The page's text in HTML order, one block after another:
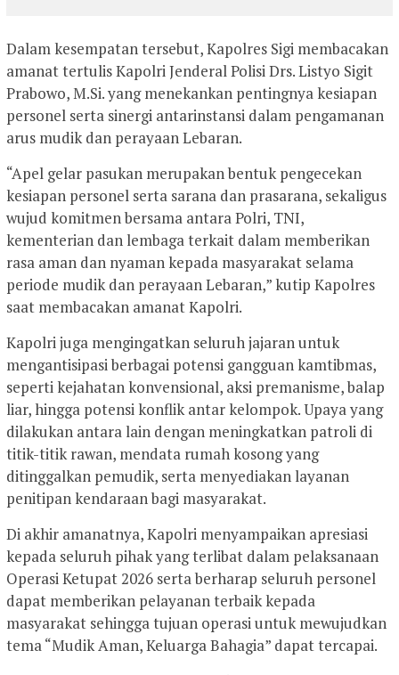
Dalam kesempatan tersebut, Kapolres Sigi membacakan
amanat tertulis Kapolri Jenderal Polisi Drs. Listyo Sigit
Prabowo, M.Si. yang menekankan pentingnya kesiapan
personel serta sinergi antarinstansi dalam pengamanan
arus mudik dan perayaan Lebaran.
“Apel gelar pasukan merupakan bentuk pengecekan
kesiapan personel serta sarana dan prasarana, sekaligus
wujud komitmen bersama antara Polri, TNI,
kementerian dan lembaga terkait dalam memberikan
rasa aman dan nyaman kepada masyarakat selama
periode mudik dan perayaan Lebaran,” kutip Kapolres
saat membacakan amanat Kapolri.
Kapolri juga mengingatkan seluruh jajaran untuk
mengantisipasi berbagai potensi gangguan kamtibmas,
seperti kejahatan konvensional, aksi premanisme, balap
liar, hingga potensi konflik antar kelompok. Upaya yang
dilakukan antara lain dengan meningkatkan patroli di
titik-titik rawan, mendata rumah kosong yang
ditinggalkan pemudik, serta menyediakan layanan
penitipan kendaraan bagi masyarakat.
Di akhir amanatnya, Kapolri menyampaikan apresiasi
kepada seluruh pihak yang terlibat dalam pelaksanaan
Operasi Ketupat 2026 serta berharap seluruh personel
dapat memberikan pelayanan terbaik kepada
masyarakat sehingga tujuan operasi untuk mewujudkan
tema “Mudik Aman, Keluarga Bahagia” dapat tercapai.